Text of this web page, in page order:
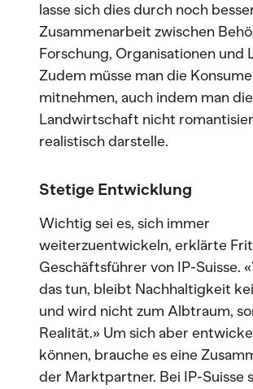
lasse sich dies durch noch
Zusammenarbeit zwischen
Forschung, Organisationen und
Zudem müsse man die
mitnehmen, auch indem man die
Landwirtschaft nicht
realistisch darstelle.
Stetige Entwicklung
Wichtig sei es, sich immer
weiterzuentwickeln, erklärte
Geschäftsführer von IP-Suisse.
das tun, bleibt Nachhaltigkeit
und wird nicht zum Albtraum,
Realität.» Um sich aber
können, brauche es eine
der Marktpartner. Bei IP-Suisse